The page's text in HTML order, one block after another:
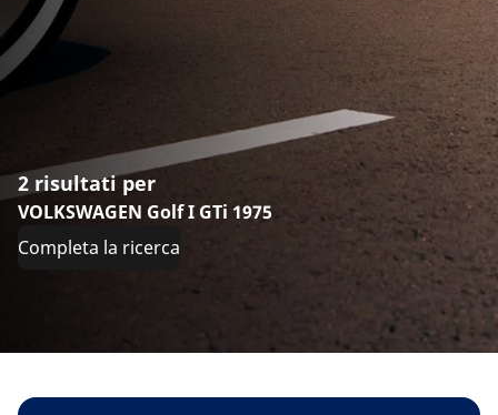
2 risultati per
VOLKSWAGEN Golf I GTi 1975
Completa la ricerca